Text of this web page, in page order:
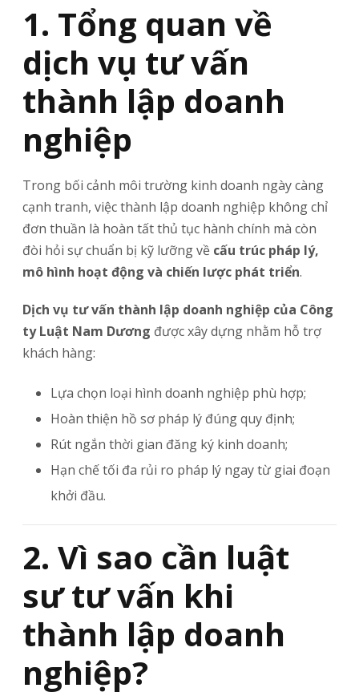
1. Tổng quan về
dịch vụ tư vấn
thành lập doanh
nghiệp
Trong bối cảnh môi trường kinh doanh ngày càng
cạnh tranh, việc thành lập doanh nghiệp không chỉ
đơn thuần là hoàn tất thủ tục hành chính mà còn
đòi hỏi sự chuẩn bị kỹ lưỡng về cấu trúc pháp lý,
mô hình hoạt động và chiến lược phát triển.
Dịch vụ tư vấn thành lập doanh nghiệp của Công
ty Luật Nam Dương được xây dựng nhằm hỗ trợ
khách hàng:
Lựa chọn loại hình doanh nghiệp phù hợp;
Hoàn thiện hồ sơ pháp lý đúng quy định;
Rút ngắn thời gian đăng ký kinh doanh;
Hạn chế tối đa rủi ro pháp lý ngay từ giai đoạn
khởi đầu.
2. Vì sao cần luật
sư tư vấn khi
thành lập doanh
nghiệp?